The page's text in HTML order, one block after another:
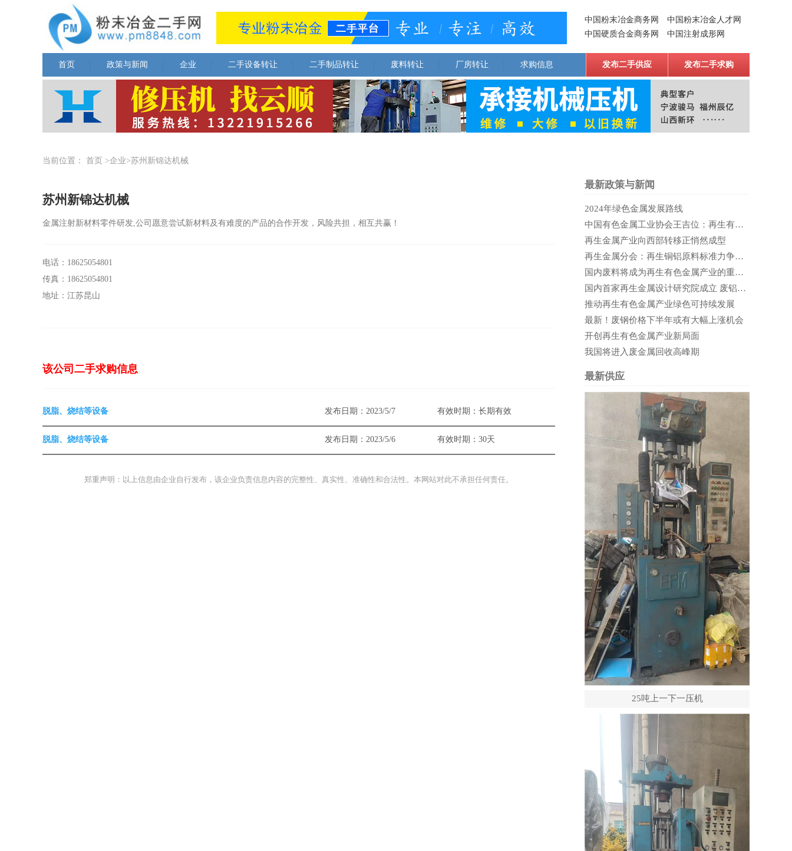
中国粉末冶金商务网
中国粉末冶金人才网
中国硬质合金商务网
中国注射成形网
首页 政策与新闻 企业 二手设备转让 二手制品转让 废料转让 厂房转让 求购信息 发布二手供应 发布二手求购
当前位置： 首页 >企业>苏州新锦达机械
苏州新锦达机械
金属注射新材料零件研发,公司愿意尝试新材料及有难度的产品的合作开发，风险共担，相互共赢！
电话：18625054801
传真：18625054801
地址：江苏昆山
该公司二手求购信息
脱脂、烧结等设备 发布日期：2023/5/7 有效时期：长期有效
脱脂、烧结等设备 发布日期：2023/5/6 有效时期：30天
郑重声明：以上信息由企业自行发布，该企业负责信息内容的完整性、真实性、准确性和合法性。本网站对此不承担任何责任。
最新政策与新闻
2024年绿色金属发展路线
中国有色金属工业协会王吉位：再生有色金属产业是当代蓬勃的蓝海
再生金属产业向西部转移正悄然成型
再生金属分会：再生铜铝原料标准力争在2020年实施
国内废料将成为再生有色金属产业的重要支撑
国内首家再生金属设计研究院成立 废铝循环利用前景可期
推动再生有色金属产业绿色可持续发展
最新！废钢价格下半年或有大幅上涨机会
开创再生有色金属产业新局面
我国将进入废金属回收高峰期
最新供应
25吨上一下一压机